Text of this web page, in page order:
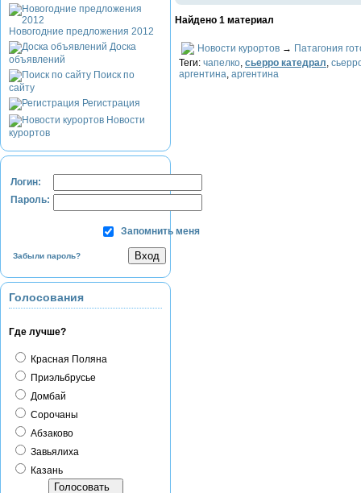
Новогодние предложения 2012
Доска
объявлений
Поиск по
сайту
Регистрация
Новости
курортов
Логин:
Пароль:
Запомнить меня
Забыли пароль?
Голосования
Где лучше?
Красная Поляна
Приэльбрусье
Домбай
Сорочаны
Абзаково
Завьялиха
Казань
Найдено 1 материал
Новости курортов → Патагония
Теги: чапелко, сьерро катедрал,
аргентина, аргентина